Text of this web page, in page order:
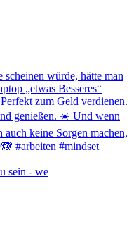
sein - we